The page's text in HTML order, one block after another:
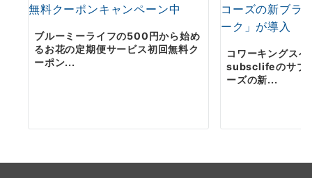
ブルーミーライフの500円から始め
るお花の定期便サービス初回無料ク
ーポン...
コワーキングスペ
subsclifeのサブ
ーズの新...